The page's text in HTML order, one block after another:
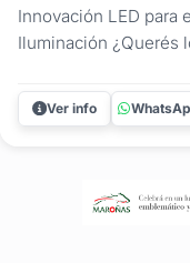
Innovación LED para
Iluminación ¿Querés
evento? En Aura
soluciones de
Ver info